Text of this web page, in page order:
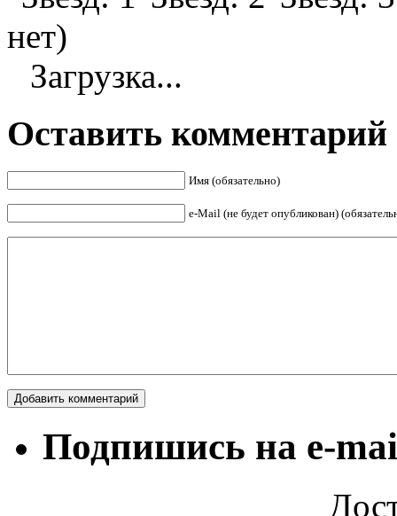
нет)
Загрузка...
Оставить комментарий
Имя (обязательно)
е-Mail (не будет опубликован)
Подпишись на e-